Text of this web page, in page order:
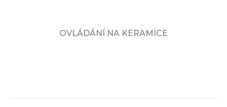
OVLÁDÁNÍ NA KERAMICE